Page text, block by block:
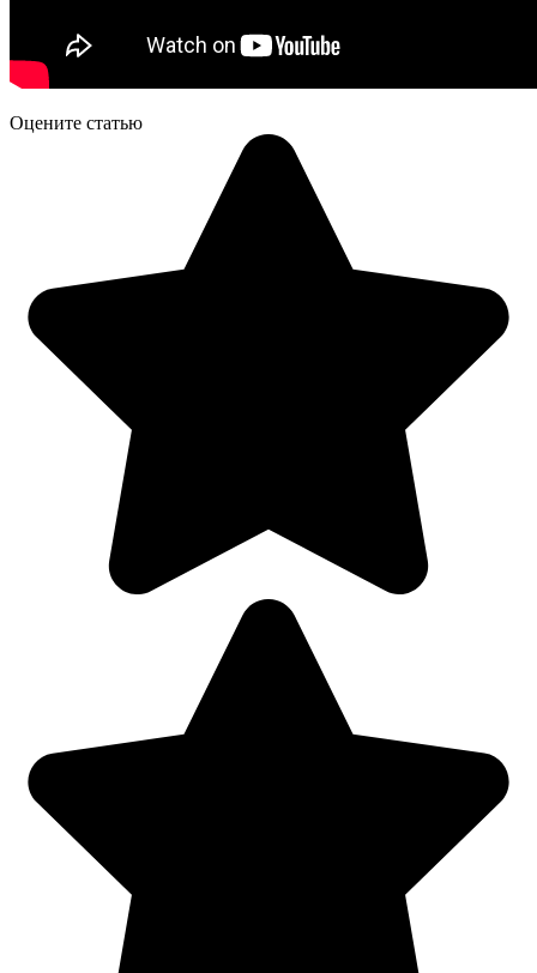
Оцените статью